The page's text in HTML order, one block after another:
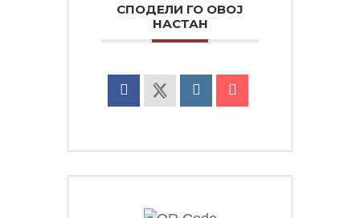
СПОДЕЛИ ГО ОВОЈ
НАСТАН